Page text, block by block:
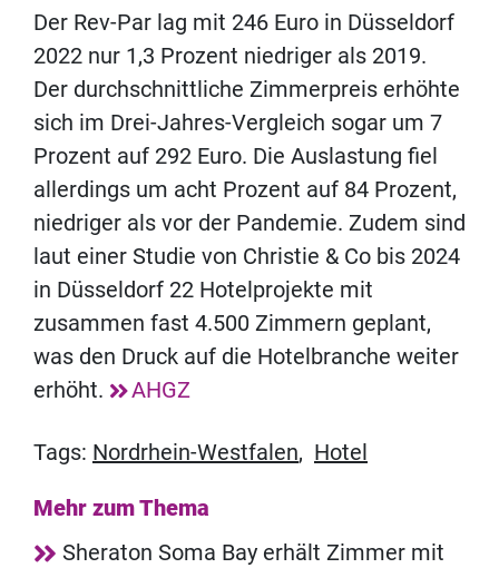
Der Rev-Par lag mit 246 Euro in Düsseldorf
2022 nur 1,3 Prozent niedriger als 2019.
Der durchschnittliche Zimmerpreis erhöhte
sich im Drei-Jahres-Vergleich sogar um 7
Prozent auf 292 Euro. Die Auslastung fiel
allerdings um acht Prozent auf 84 Prozent,
niedriger als vor der Pandemie. Zudem sind
laut einer Studie von Christie & Co bis 2024
in Düsseldorf 22 Hotelprojekte mit
zusammen fast 4.500 Zimmern geplant,
was den Druck auf die Hotelbranche weiter
erhöht.
AHGZ
Tags: Nordrhein-Westfalen, Hotel
Mehr zum Thema
Sheraton Soma Bay erhält Zimmer mit